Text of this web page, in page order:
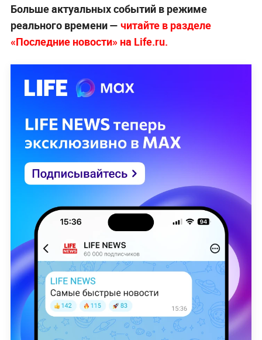
Больше актуальных событий в режиме
реального времени — читайте в разделе
«Последние новости» на Life.ru.